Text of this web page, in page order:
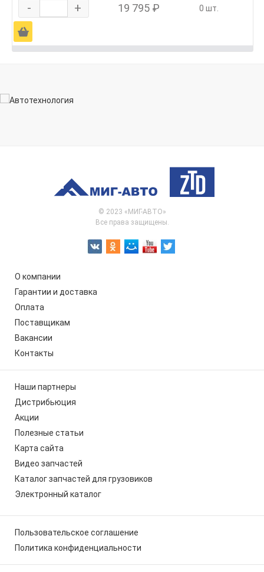
- + 19 795 ₽ 0 шт.
Ä
© 2023 «МИГ-АВТО»
Все права защищены.
О компании
Гарантии и доставка
Оплата
Поставщикам
Вакансии
Контакты
Наши партнеры
Дистрибьюция
Акции
Полезные статьи
Карта сайта
Видео запчастей
Каталог запчастей для грузовиков
Электронный каталог
Пользовательское соглашение
Политика конфиденциальности